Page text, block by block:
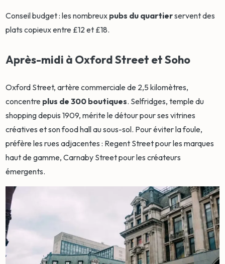
Conseil budget : les nombreux pubs du quartierservent des
plats copieux entre £12 et £18.
Après-midi à Oxford Street et Soho
Oxford Street, artère commerciale de 2,5 kilomètres,
concentre plus de 300 boutiques. Selfridges, temple du
shopping depuis 1909, mérite le détour pour ses vitrines
créatives et son food hall au sous-sol. Pour éviter la foule,
préfère les rues adjacentes : Regent Street pour les marques
haut de gamme, Carnaby Street pour les créateurs
émergents.